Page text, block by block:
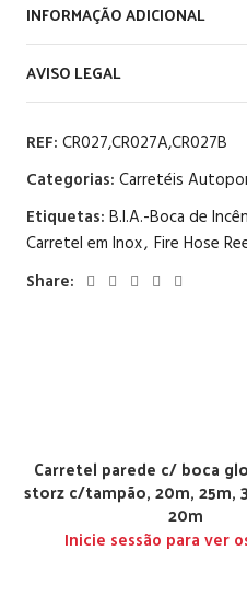
INFORMAÇÃO ADICIONAL
AVISO LEGAL
REF: CR027,CR027A,CR027B
Categorias: Carretéis
Etiquetas: B.I.A.-Boca de
Carretel em Inox, Fire Hose
Share:
Carretel parede c/ boca
storz c/tampão, 20m, 25m,
20m
Inicie sessão para ver